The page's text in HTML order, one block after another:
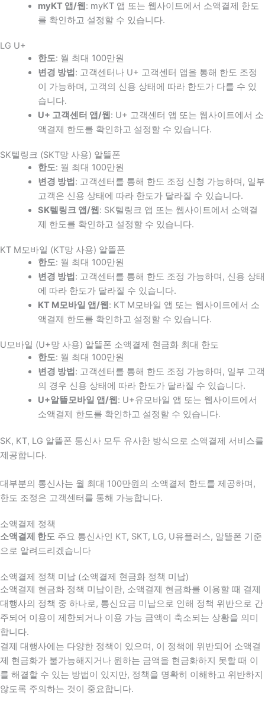
myKT 앱/웹 : myKT 앱 또는 웹사이트에서 소액결제 한도
를 확인하고 설정할 수 있습니다.
LG U+
한도: 월 최대 100만원
변경 방법 : 고객센터나 U+ 고객센터 앱을 통해 한도 조정
이 가능하며, 고객의 신용 상태에 따라 한도가 다를 수 있
습니다.
U+ 고객센터 앱/웹 : U+ 고객센터 앱 또는 웹사이트에서 소
액결제 한도를 확인하고 설정할 수 있습니다.
SK텔링크 (SKT망 사용) 알뜰폰
한도: 월 최대 100만원
변경 방법 : 고객센터를 통해 한도 조정 신청 가능하며, 일부
고객은 신용 상태에 따라 한도가 달라질 수 있습니다.
SK텔링크 앱/웹 : SK텔링크 앱 또는 웹사이트에서 소액결
제 한도를 확인하고 설정할 수 있습니다.
KT M모바일 (KT망 사용) 알뜰폰
한도: 월 최대 100만원
변경 방법 : 고객센터를 통해 한도 조정 가능하며, 신용 상태
에 따라 한도가 달라질 수 있습니다.
KT M모바일 앱/웹 : KT M모바일 앱 또는 웹사이트에서 소
액결제 한도를 확인하고 설정할 수 있습니다.
U모바일 (U+망 사용) 알뜰폰 소액결제 현금화 최대 한도
한도: 월 최대 100만원
변경 방법 : 고객센터를 통해 한도 조정 가능하며, 일부 고객
의 경우 신용 상태에 따라 한도가 달라질 수 있습니다.
U+알뜰모바일 앱/웹 : U+유모바일 앱 또는 웹사이트에서
소액결제 한도를 확인하고 설정할 수 있습니다.
SK, KT, LG 알뜰폰 통신사 모두 유사한 방식으로 소액결제 서비스를
제공합니다.
대부분의 통신사는 월 최대 100만원의 소액결제 한도를 제공하며,
한도 조정은 고객센터를 통해 가능합니다.
소액결제 정책
소액결제 한도 주요 통신사인 KT, SKT, LG, U유플러스, 알뜰폰 기준
으로 알려드리겠습니다
소액결제 정책 미납 (소액결제 현금화 정책 미납)
소액결제 현금화 정책 미납이란, 소액결제 현금화를 이용할 때 결제
대행사의 정책 중 하나로, 통신요금 미납으로 인해 정책 위반으로 간
주되어 이용이 제한되거나 이용 가능 금액이 축소되는 상황을 의미
합니다.
결제 대행사에는 다양한 정책이 있으며, 이 정책에 위반되어 소액결
제 현금화가 불가능해지거나 원하는 금액을 현금화하지 못할 때 이
를 해결할 수 있는 방법이 있지만, 정책을 명확히 이해하고 위반하지
않도록 주의하는 것이 중요합니다.